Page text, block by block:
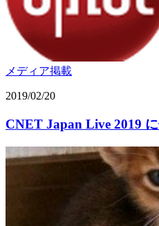
メディア掲載
2019/02/20
CNET Japan Live 2019